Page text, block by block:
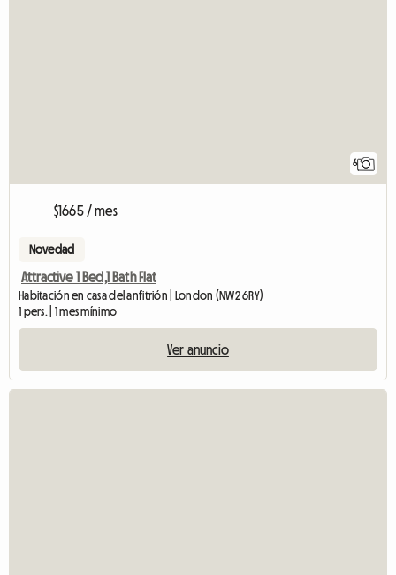
6
$1665 / mes
Novedad
Attractive 1 Bed,1 Bath Flat
Habitación en casa del anfitrión | London (NW2 6RY)
1 pers. | 1 mes mínimo
Ver anuncio